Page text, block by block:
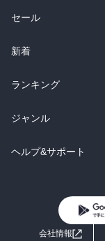
総合
ラノベ
雑誌・グラビア
BL・TL
セール
総合
ラノベ
雑誌・グラビア
BL・TL
新着
総合
ラノベ
雑誌・グラビア
ランキング
総合
ラノベ
ジャンル
コミック
ライトノベル
ヘルプ&サポート
よくあるご質問
会社情報